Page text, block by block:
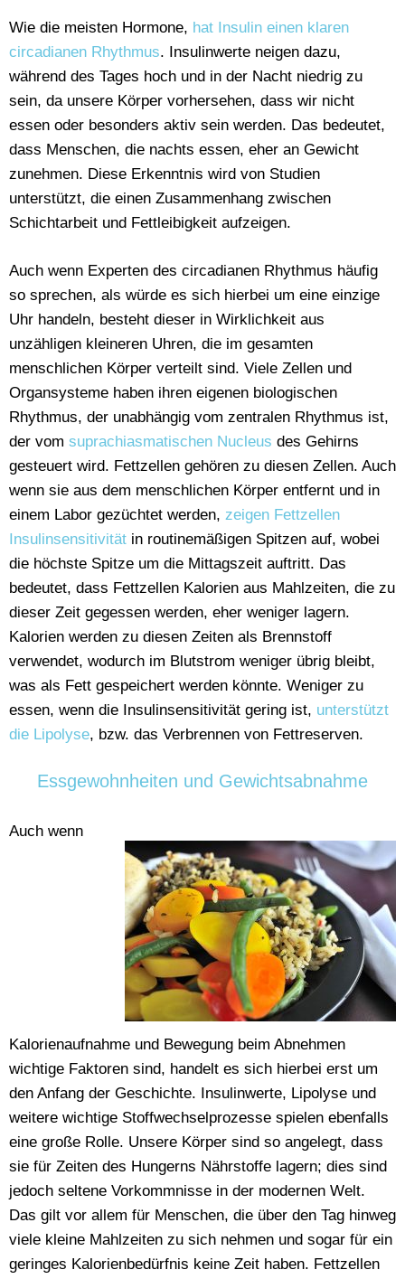
Wie die meisten Hormone, hat Insulin einen klaren
circadianen Rhythmus. Insulinwerte neigen dazu,
während des Tages hoch und in der Nacht niedrig zu
sein, da unsere Körper vorhersehen, dass wir nicht
essen oder besonders aktiv sein werden. Das bedeutet,
dass Menschen, die nachts essen, eher an Gewicht
zunehmen. Diese Erkenntnis wird von Studien
unterstützt, die einen Zusammenhang zwischen
Schichtarbeit und Fettleibigkeit aufzeigen.
Auch wenn Experten des circadianen Rhythmus häufig
so sprechen, als würde es sich hierbei um eine einzige
Uhr handeln, besteht dieser in Wirklichkeit aus
unzähligen kleineren Uhren, die im gesamten
menschlichen Körper verteilt sind. Viele Zellen und
Organsysteme haben ihren eigenen biologischen
Rhythmus, der unabhängig vom zentralen Rhythmus ist,
der vom suprachiasmatischen Nucleus des Gehirns
gesteuert wird. Fettzellen gehören zu diesen Zellen. Auch
wenn sie aus dem menschlichen Körper entfernt und in
einem Labor gezüchtet werden, zeigen Fettzellen
Insulinsensitivität in routinemäßigen Spitzen auf, wobei
die höchste Spitze um die Mittagszeit auftritt. Das
bedeutet, dass Fettzellen Kalorien aus Mahlzeiten, die zu
dieser Zeit gegessen werden, eher weniger lagern.
Kalorien werden zu diesen Zeiten als Brennstoff
verwendet, wodurch im Blutstrom weniger übrig bleibt,
was als Fett gespeichert werden könnte. Weniger zu
essen, wenn die Insulinsensitivität gering ist, unterstützt
die Lipolyse, bzw. das Verbrennen von Fettreserven.
Essgewohnheiten und Gewichtsabnahme
Auch wenn
Kalorienaufnahme und Bewegung beim Abnehmen
wichtige Faktoren sind, handelt es sich hierbei erst um
den Anfang der Geschichte. Insulinwerte, Lipolyse und
weitere wichtige Stoffwechselprozesse spielen ebenfalls
eine große Rolle. Unsere Körper sind so angelegt, dass
sie für Zeiten des Hungerns Nährstoffe lagern; dies sind
jedoch seltene Vorkommnisse in der modernen Welt.
Das gilt vor allem für Menschen, die über den Tag hinweg
viele kleine Mahlzeiten zu sich nehmen und sogar für ein
geringes Kalorienbedürfnis keine Zeit haben. Fettzellen